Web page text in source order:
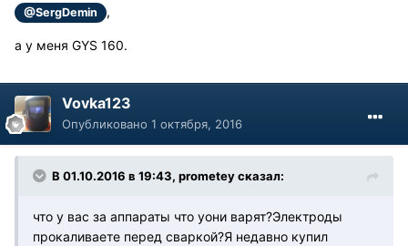
@SergDemin ,
а у меня GYS 160.
Vovka123
Опубликовано 1 октября, 2016
В 01.10.2016 в 19:43, prometey сказал:
что у вас за аппараты что уони варят?Электроды
прокаливаете перед сваркой?Я недавно купил